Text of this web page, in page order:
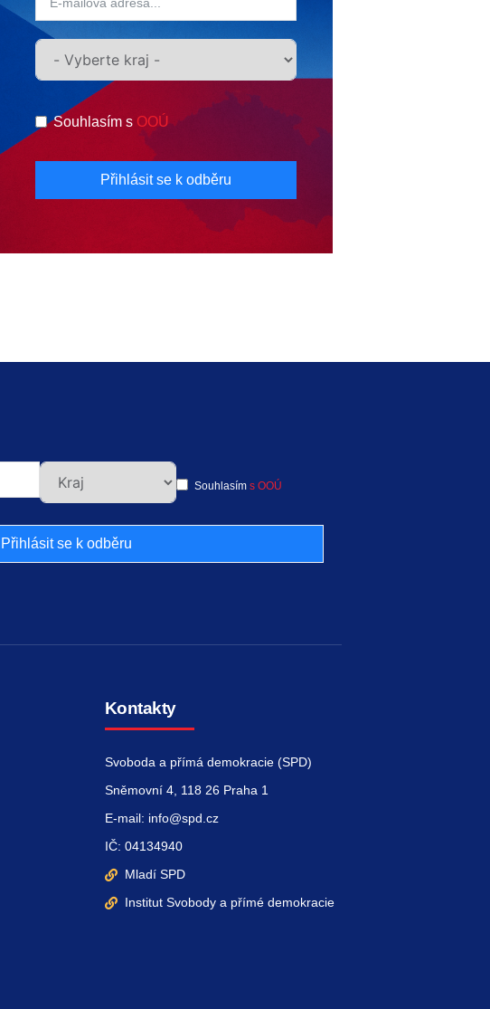
Souhlasím s OOÚ
Přihlásit se k odběru
Souhlasím s OOÚ
Přihlásit se k odběru
Kontakty
Svoboda a přímá demokracie (SPD)
Sněmovní 4, 118 26 Praha 1
E-mail: info@spd.cz
IČ: 04134940
Mladí SPD
Institut Svobody a přímé demokracie